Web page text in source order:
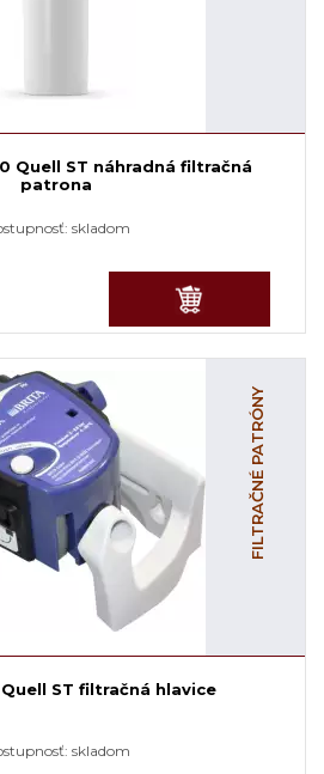
Quell ST náhradná filtračná
patrona
skladom
FILTRAČNÉ PATRÓNY
ST filtračná hlavice
skladom